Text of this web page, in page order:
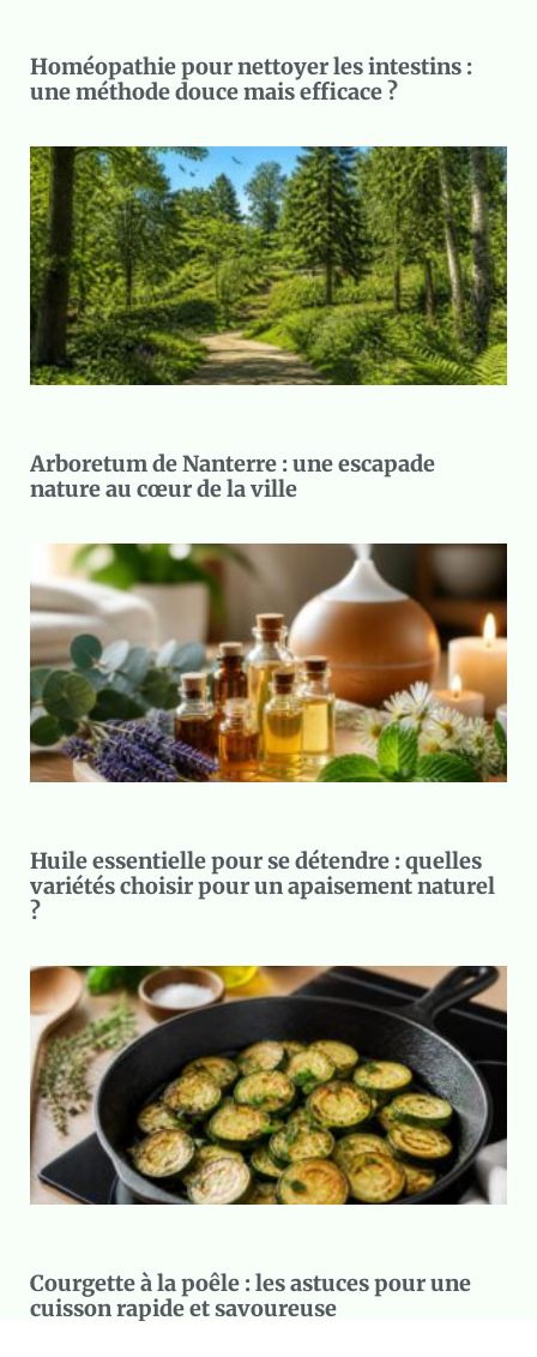
Homéopathie pour nettoyer les intestins :
une méthode douce mais efficace ?
Arboretum de Nanterre : une escapade
nature au cœur de la ville
Huile essentielle pour se détendre : quelles
variétés choisir pour un apaisement naturel
?
Courgette à la poêle : les astuces pour une
cuisson rapide et savoureuse